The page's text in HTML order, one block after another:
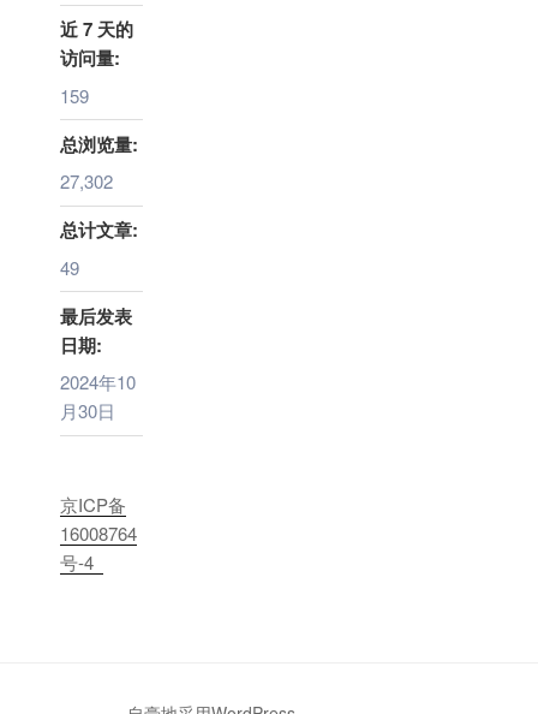
近 7 天的
访问量:
159
总浏览量:
27,302
总计文章:
49
最后发表
日期:
2024年10
月30日
京ICP备
16008764
号-4